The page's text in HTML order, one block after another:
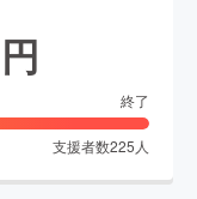
円
終了
支援者数225 人